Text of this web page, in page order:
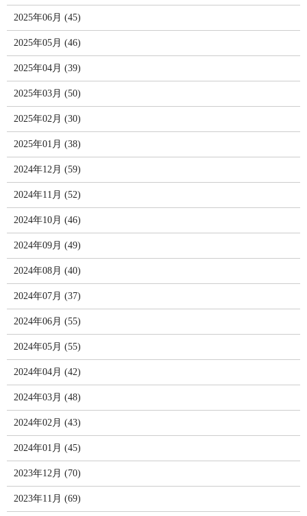
2025年06月 (45)
2025年05月 (46)
2025年04月 (39)
2025年03月 (50)
2025年02月 (30)
2025年01月 (38)
2024年12月 (59)
2024年11月 (52)
2024年10月 (46)
2024年09月 (49)
2024年08月 (40)
2024年07月 (37)
2024年06月 (55)
2024年05月 (55)
2024年04月 (42)
2024年03月 (48)
2024年02月 (43)
2024年01月 (45)
2023年12月 (70)
2023年11月 (69)